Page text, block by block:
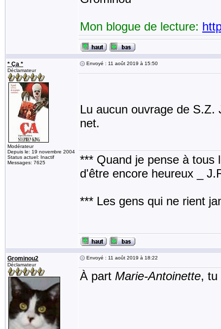
Mon blogue de lecture:
* Ça *
Déclamateur
Modérateur
Depuis le: 19 novembre 2004
Status actuel: Inactif
Messages: 7625
Envoyé : 11 août 2019 à 15:50
Lu aucun ouvrage de S.Z.
net.
*** Quand je pense à tous
d'être encore heureux _
*** Les gens qui ne rient
Grominou2
Déclamateur
Envoyé : 11 août 2019 à 18:22
À part Marie-Antoinette,